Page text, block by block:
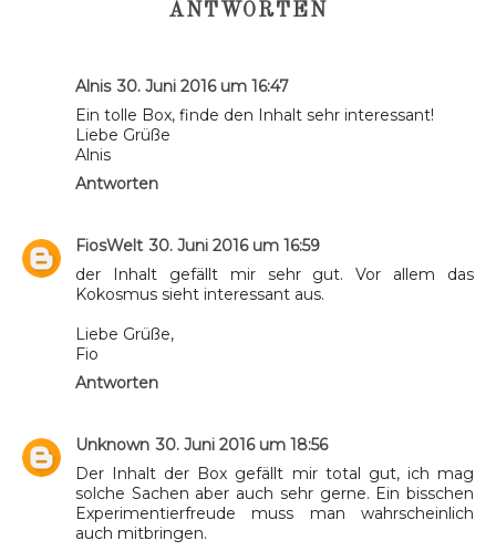
ANTWORTEN
Alnis 30. Juni 2016 um 16:47
Ein tolle Box, finde den Inhalt sehr interessant!
Liebe Grüße
Alnis
Antworten
FiosWelt 30. Juni 2016 um 16:59
der Inhalt gefällt mir sehr gut. Vor allem das
Kokosmus sieht interessant aus.
Liebe Grüße,
Fio
Antworten
Unknown 30. Juni 2016 um 18:56
Der Inhalt der Box gefällt mir total gut, ich mag
solche Sachen aber auch sehr gerne. Ein bisschen
Experimentierfreude muss man wahrscheinlich
auch mitbringen.